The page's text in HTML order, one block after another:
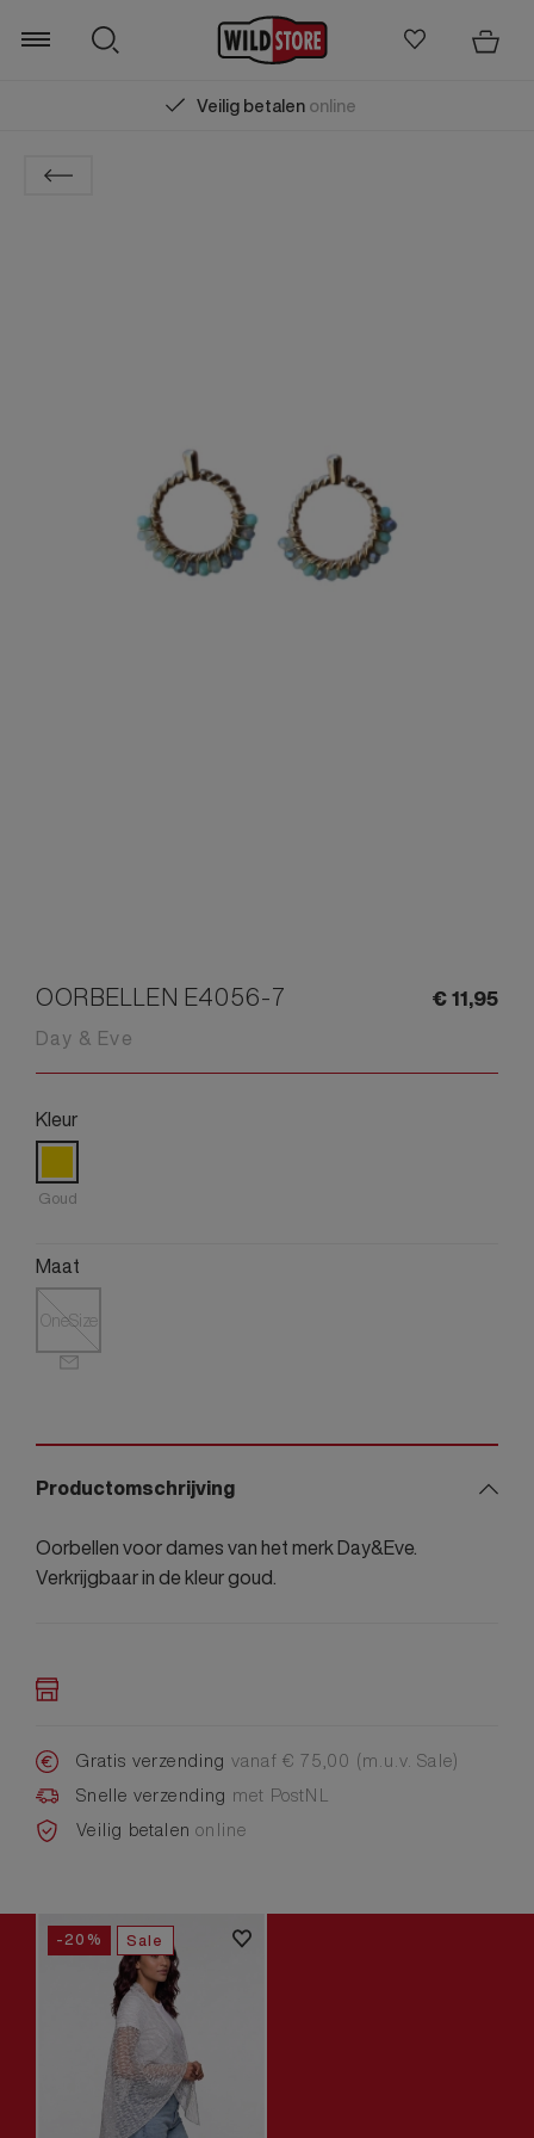
Veilig betalenonline
Zoeken
OORBELLEN E4056-7
Day & Eve
€11,95
Kleur
Goud
Maat
OneSize
Productomschrijving
Oorbellen voor dames van het merk Day&Eve.
Verkrijgbaar in de kleur goud.
Gratis verzending vanaf € 75,00 (m.u.v. Sale)
Snelle verzending met PostNL
Veilig betalenonline
-20% Sale